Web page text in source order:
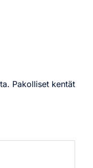
Pakolliset kentät